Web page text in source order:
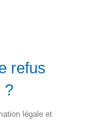
refus
?
légale et